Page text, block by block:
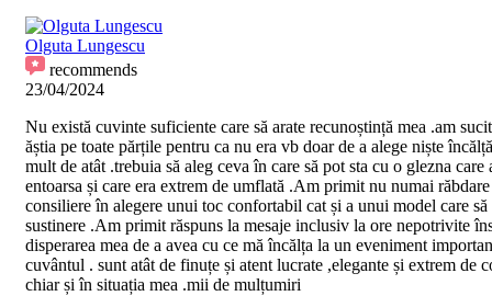
Olguta Lungescu
recommends
23/04/2024
Nu există cuvinte suficiente care să arate recunoștință mea .am
ăștia pe toate părțile pentru ca nu era vb doar de a alege niște
mult de atât .trebuia să aleg ceva în care să pot sta cu o glezna care
entoarsa și care era extrem de umflată .Am primit nu numai
consiliere în alegere unui toc confortabil cat și a unui model care să
sustinere .Am primit răspuns la mesaje inclusiv la ore nepotrivite
disperarea mea de a avea cu ce mă încălța la un eveniment
cuvântul . sunt atât de finuțe și atent lucrate ,elegante și extrem de
chiar și în situația mea .mii de mulțumiri